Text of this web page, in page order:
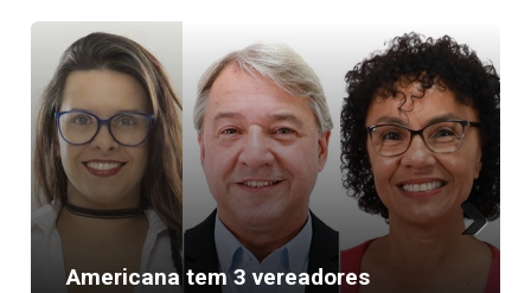
Americana tem 3 vereadores